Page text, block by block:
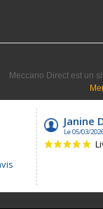
Meccano Direct est un